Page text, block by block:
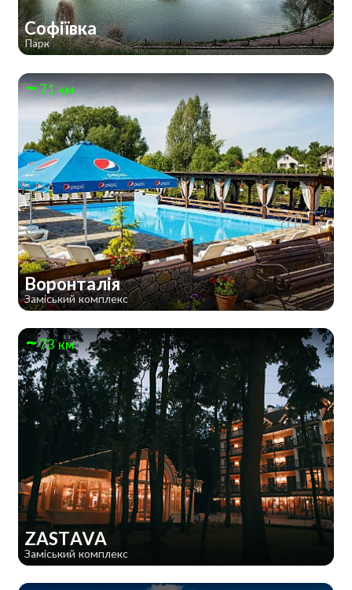
Софіївка
Парк
71 км
Воронталія
Заміський комплекс
73 км
ZASTAVA
Заміський комплекс